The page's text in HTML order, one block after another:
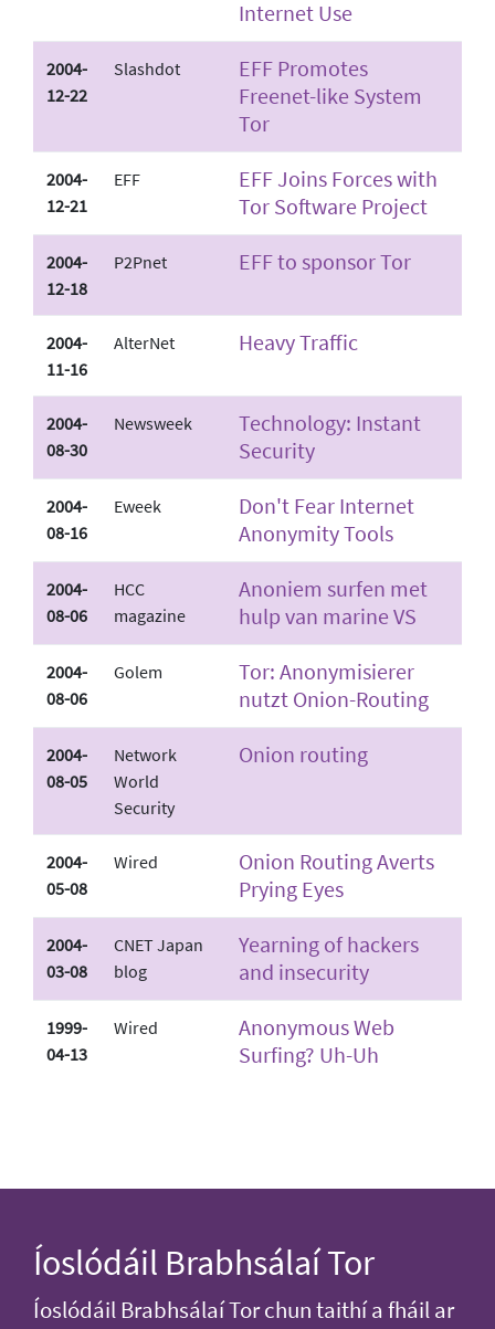
Internet Use
2004-
12-22
Slashdot
EFF Promotes
Freenet-like System
Tor
2004-
12-21
EFF
EFF Joins Forces with
Tor Software Project
2004-
12-18
P2Pnet EFF to sponsor Tor
2004-
11-16
AlterNet Heavy Traffic
2004-
08-30
Newsweek
Technology: Instant
Security
2004-
08-16
Eweek
Don't Fear Internet
Anonymity Tools
2004-
08-06
HCC
magazine
Anoniem surfen met
hulp van marine VS
2004-
08-06
Golem
Tor: Anonymisierer
nutzt Onion-Routing
2004-
08-05
Network
World
Security
Onion routing
2004-
05-08
Wired
Onion Routing Averts
Prying Eyes
2004-
03-08
CNET Japan
blog
Yearning of hackers
and insecurity
1999-
04-13
Wired
Anonymous Web
Surfing? Uh-Uh
Íoslódáil Brabhsálaí Tor
Íoslódáil Brabhsálaí Tor chun taithí a fháil ar